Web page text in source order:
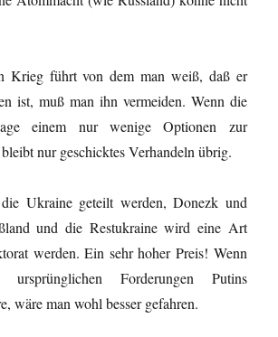
Krieg führt von dem man weiß, daß er
ist, muß man ihn vermeiden. Wenn die
einem nur wenige Optionen zur
nur geschicktes Verhandeln übrig.
Ukraine geteilt werden, Donezk und
und die Restukraine wird eine Art
werden. Ein sehr hoher Preis! Wenn
Forderungen Putins
wäre man wohl besser gefahren.